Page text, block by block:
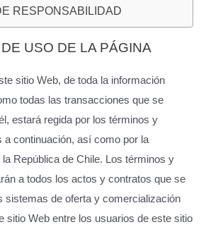
RESPONSABILIDAD
USO DE LA PÁGINA
sitio Web, de toda la información
todas las transacciones que se
estará regida por los términos y
a continuación, así como por la
República de Chile. Los términos y
a todos los actos y contratos que se
sistemas de oferta y comercialización
sitio Web entre los usuarios de este sitio